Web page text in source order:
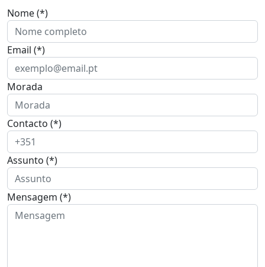
Nome (*)
Email (*)
Morada
Contacto (*)
Assunto (*)
Mensagem (*)